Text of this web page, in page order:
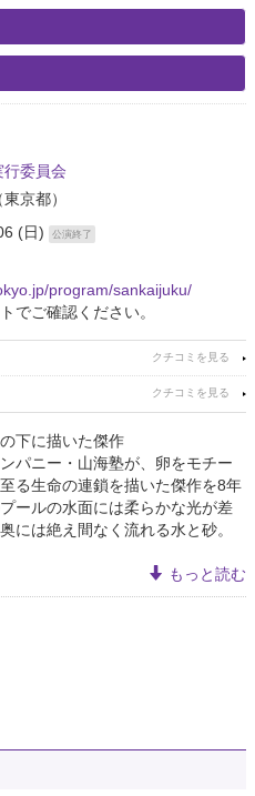
委員会
東京都）
(日)
公演終了
program/sankaijuku/
でご確認ください。
下に描いた傑作
パニー・山海塾が、卵をモチー
る生命の連鎖を描いた傑作を8年
ールの水面には柔らかな光が差
には絶え間なく流れる水と砂。
もっと読む